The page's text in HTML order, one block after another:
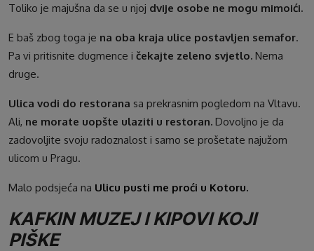
Toliko je majušna da se u njoj dvije osobe ne mogu mimoići.
E baš zbog toga je na oba kraja ulice postavljen semafor.
Pa vi pritisnite dugmence i čekajte zeleno svjetlo. Nema
druge.
Ulica vodi do restorana sa prekrasnim pogledom na Vltavu.
Ali, ne morate uopšte ulaziti u restoran. Dovoljno je da
zadovoljite svoju radoznalost i samo se prošetate najužom
ulicom u Pragu.
Malo podsjeća na Ulicu pusti me proći u Kotoru.
KAFKIN MUZEJ I KIPOVI KOJI
PIŠKE